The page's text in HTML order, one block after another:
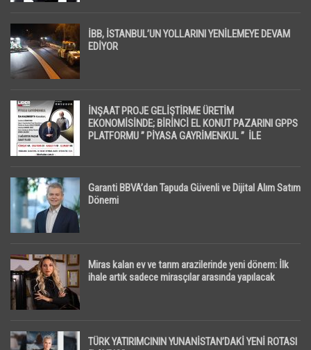
İBB, İSTANBUL’UN YOLLARINI YENİLEMEYE DEVAM
EDİYOR
İNŞAAT PROJE GELİŞTİRME ÜRETİM
EKONOMİSİNDE; BİRİNCİ EL KONUT PAZARINI GPPS
PLATFORMU ” PİYASA GAYRİMENKUL ” İLE
Garanti BBVA’dan Tapuda Güvenli ve Dijital Alım Satım
Dönemi
Miras kalan ev ve tarım arazilerinde yeni dönem: İlk
ihale artık sadece mirasçılar arasında yapılacak
TÜRK YATIRIMCININ YUNANİSTAN’DAKİ YENİ ROTASI